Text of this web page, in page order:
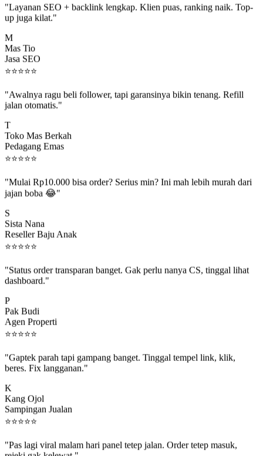
up juga kilat."
Mas Tio
Jasa SEO
⭐⭐⭐⭐⭐
jalan otomatis."
Toko Mas Berkah
Pedagang Emas
⭐⭐⭐⭐⭐
jajan boba 😂"
Sista Nana
Reseller Baju Anak
⭐⭐⭐⭐⭐
dashboard."
Pak Budi
Agen Properti
⭐⭐⭐⭐⭐
beres. Fix langganan."
Kang Ojol
Sampingan Jualan
⭐⭐⭐⭐⭐
rejeki gak kelewat."